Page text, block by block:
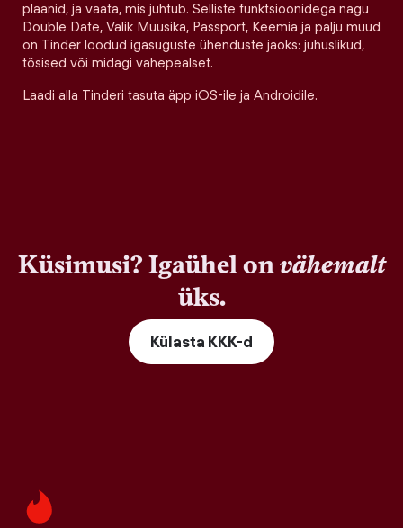
plaanid, ja vaata, mis juhtub. Selliste funktsioonidega nagu
Double Date, Valik Muusika, Passport, Keemia ja palju muud
on Tinder loodud igasuguste ühenduste jaoks: juhuslikud,
tõsised või midagi vahepealset.
Laadi alla Tinderi tasuta äpp iOS-ile ja Androidile.
Küsimusi? Igaühel onvähemalt
üks.
Külasta KKK-d